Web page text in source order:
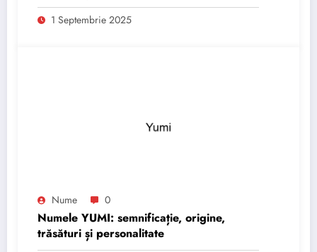
1 Septembrie 2025
Nume 0
Numele YUMI: semnificație, origine,
trăsături și personalitate